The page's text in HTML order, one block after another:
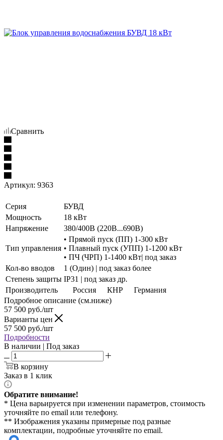
Сравнить
Артикул: 9363
Серия
БУВД
Мощность
18 кВт
Напряжение
380/400В (220В...690В)
Тип управления
• Прямой пуск (ПП) 1-300 кВт
• Плавный пуск (УПП) 1-1200 кВт
• ПЧ (ЧРП) 1-1400 кВт| под заказ
Кол-во вводов
1 (Один) | под заказ более
Степень защиты IP31 | под заказ др.
Производитель
Россия КНР
Германия
Подробное описание (см.ниже)
57 500 руб./шт
Варианты цен
57 500 руб./шт
Подробности
В наличии | Под заказ
В корзину
Заказ в 1 клик
Обратите внимание!
* Цена варьируется при изменении параметров, стоимость
уточняйте по email или телефону.
** Изображения указаны примерные под разные
комплектации, подробные уточняйте по email.